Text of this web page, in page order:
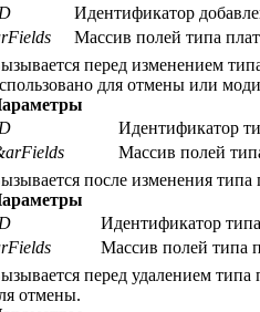
Идентификатор
Массив полей типа
перед изменением
для отмены или
Идентификатор
Массив полей
после изменения типа
Идентификатор
Массив полей типа
перед удалением
отмены.